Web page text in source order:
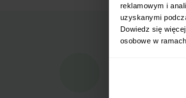
reklamowym i
uzyskanymi
Dowiedz się
osobowe w ramach